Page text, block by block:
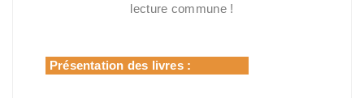
lecture commune !
Présentation des livres :